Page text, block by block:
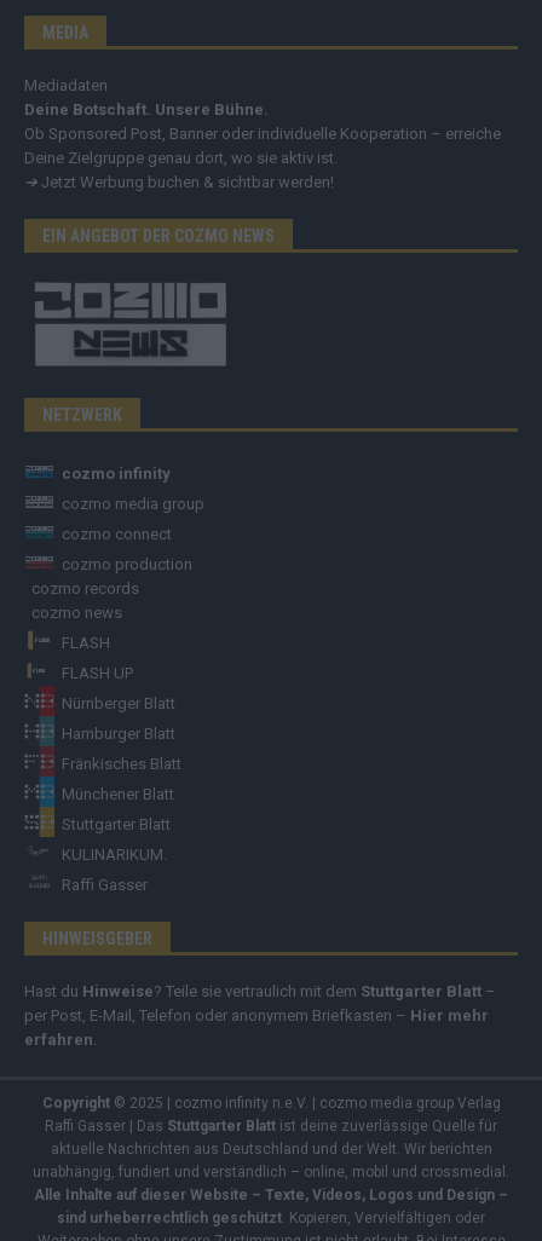
MEDIA
Mediadaten
Deine Botschaft. Unsere Bühne.
Ob Sponsored Post, Banner oder individuelle Kooperation – erreiche
Deine Zielgruppe genau dort, wo sie aktiv ist.
➔ Jetzt Werbung buchen & sichtbar werden!
EIN ANGEBOT DER COZMO NEWS
NETZWERK
cozmo infinity
cozmo media group
cozmo connect
cozmo production
cozmo records
cozmo news
FLASH
FLASH UP
Nürnberger Blatt
Hamburger Blatt
Fränkisches Blatt
Münchener Blatt
Stuttgarter Blatt
KULINARIKUM.
Raffi Gasser
HINWEISGEBER
Hast du Hinweise? Teile sie vertraulich mit dem Stuttgarter Blatt –
per Post, E-Mail, Telefon oder anonymem Briefkasten – Hier mehr
erfahren
Copyright© 2025 | cozmo infinity n.e.V. | cozmo media group Verlag
Raffi Gasser | Das Stuttgarter Blatt ist deine zuverlässige Quelle für
aktuelle Nachrichten aus Deutschland und der Welt. Wir berichten
unabhängig, fundiert und verständlich – online, mobil und crossmedial.
Alle Inhalte auf dieser Website – Texte, Videos, Logos und Design –
sind urheberrechtlich geschützt. Kopieren, Vervielfältigen oder